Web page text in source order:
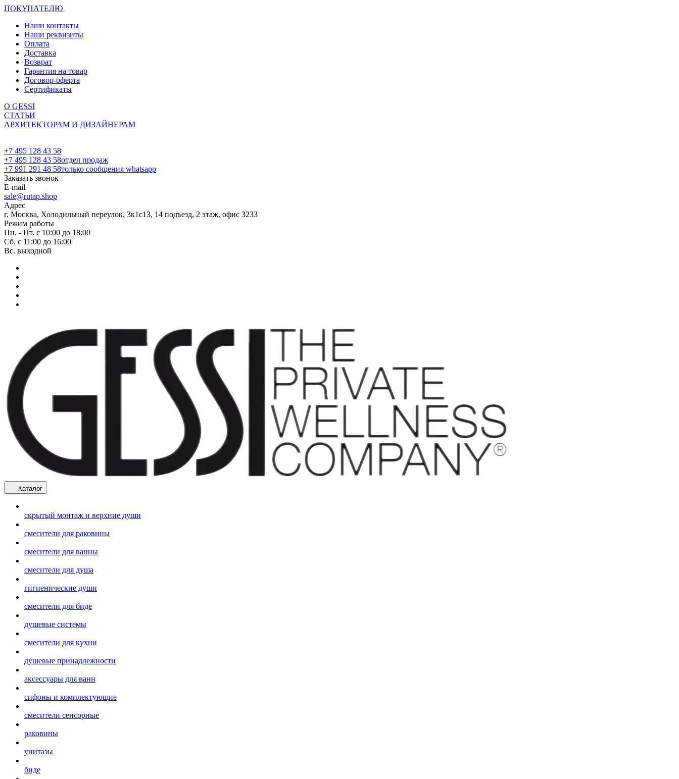
ПОКУПАТЕЛЮ
Наши контакты
Наши реквизиты
Оплата
Доставка
Возврат
Гарантия на товар
Договор-оферта
Сертификаты
О GESSI
СТАТЬИ
АРХИТЕКТОРАМ И ДИЗАЙНЕРАМ
+7 495 128 43 58
+7 495 128 43 58отдел продаж
+7 991 291 48 58только сообщения whatsapp
Заказать звонок
E-mail
sale@rutap.shop
Адрес
г. Москва, Холодильный переулок, 3к1с13, 14 подъезд, 2 этаж, офис 3233
Режим работы
Пн. - Пт. с 10:00 до 18:00
Сб. с 11:00 до 16:00
Вс. выходной
Каталог
скрытый монтаж и верхние души
смесители для раковины
смесители для ванны
смесители для душа
гигиенические души
смесители для биде
душевые системы
смесители для кухни
душевые принадлежности
аксессуары для ванн
сифоны и комплектующие
смесители сенсорные
раковины
унитазы
биде